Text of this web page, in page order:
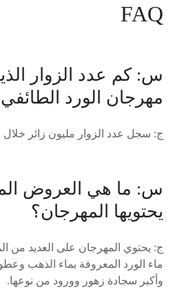
FAQ
س: كم عدد الزوار
مهرجان الورد الطائفي
ج: سجل عدد الزوار مليون زائر خلال
س: ما هي العروض
يحتويها المهرجان؟
ج: يحتوي المهرجان على العديد من
ماء الورد المعروفة بماء الذهب
وأكبر سجادة زهور وورود من نوعها.